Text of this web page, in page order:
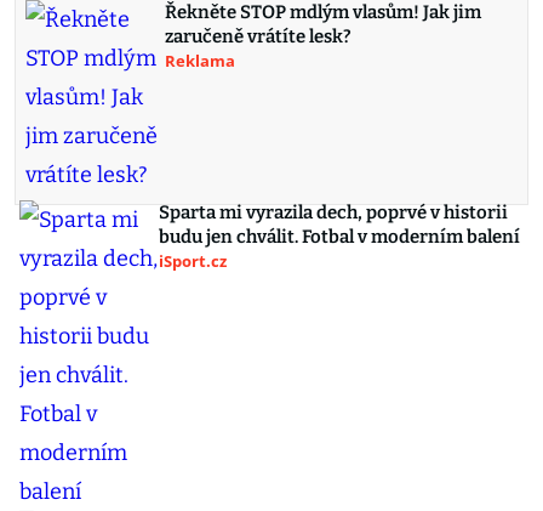
Řekněte STOP mdlým vlasům! Jak jim
zaručeně vrátíte lesk?
Reklama
Sparta mi vyrazila dech, poprvé v historii
budu jen chválit. Fotbal v moderním balení
iSport.cz